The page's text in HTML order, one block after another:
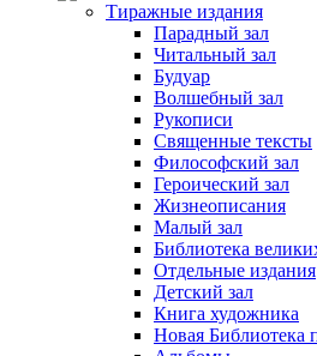
Тиражные издания
Парадный зал
Читальный зал
Будуар
Волшебный зал
Рукописи
Священные тексты
Философский зал
Героический зал
Жизнеописания
Малый зал
Библиотека
Отдельные издания
Детский зал
Книга художника
Новая Библиотека